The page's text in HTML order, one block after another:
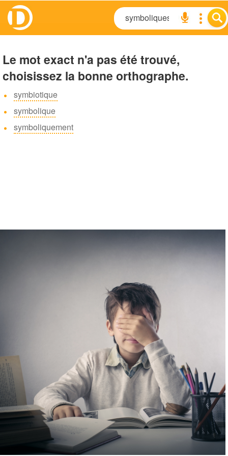
Le mot exact n'a pas été trouvé,
choisissez la bonne orthographe.
symbiotique
symbolique
symboliquement